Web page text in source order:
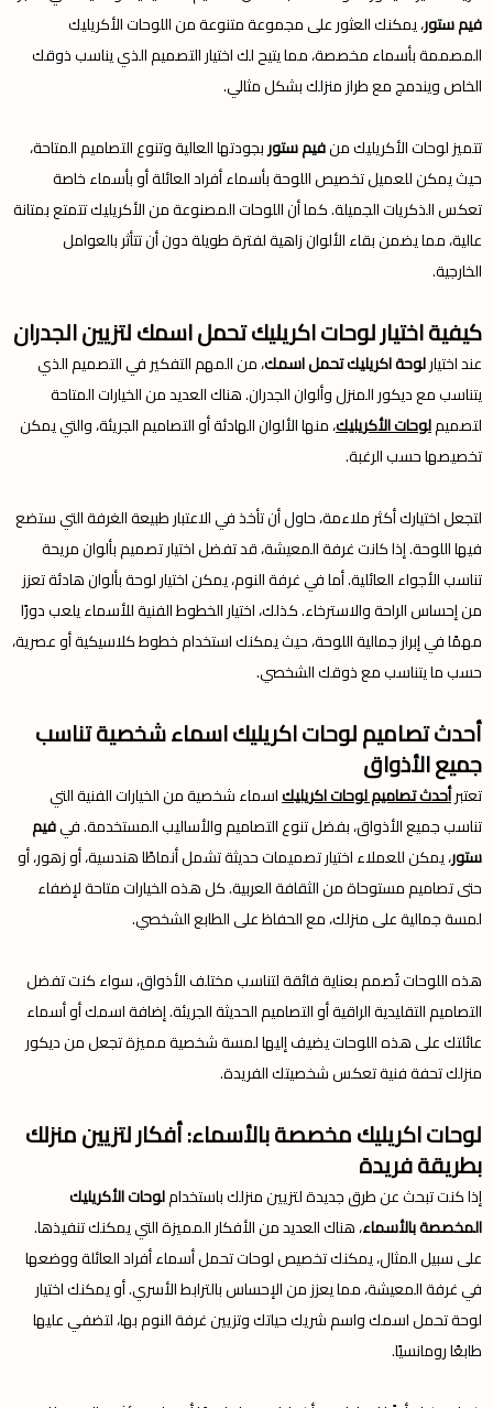
فيم ستور، يمكنك العثور على مجموعة متنوعة من اللوحات الأكريليك
المصممة بأسماء مخصصة، مما يتيح لك اختيار التصميم الذي يناسب ذوقك
الخاص ويندمج مع طراز منزلك بشكل مثالي.
تتميز لوحات الأكريليك منفيم ستوربجودتها العالية وتنوع التصاميم المتاحة،
حيث يمكن للعميل تخصيص اللوحة بأسماء أفراد العائلة أو بأسماء خاصة
تعكس الذكريات الجميلة. كما أن اللوحات المصنوعة من الأكريليك تتمتع بمتانة
عالية، مما يضمن بقاء الألوان زاهية لفترة طويلة دون أن تتأثر بالعوامل
الخارجية.
كيفية اختيار لوحات اكريليك تحمل اسمك لتزيين الجدران
عند اختيارلوحة اكريليك تحمل اسمك، من المهم التفكير في التصميم الذي
يتناسب مع ديكور المنزل وألوان الجدران. هناك العديد من الخيارات المتاحة
لتصميملوحات الأكريليك، منها الألوان الهادئة أو التصاميم الجريئة، والتي يمكن
تخصيصها حسب الرغبة.
لتجعل اختيارك أكثر ملاءمة، حاول أن تأخذ في الاعتبار طبيعة الغرفة التي ستضع
فيها اللوحة. إذا كانت غرفة المعيشة، قد تفضل اختيار تصميم بألوان مريحة
تناسب الأجواء العائلية. أما في غرفة النوم، يمكن اختيار لوحة بألوان هادئة تعزز
من إحساس الراحة والاسترخاء. كذلك، اختيار الخطوط الفنية للأسماء يلعب دورًا
مهمًا في إبراز جمالية اللوحة، حيث يمكنك استخدام خطوط كلاسيكية أو عصرية،
حسب ما يتناسب مع ذوقك الشخصي.
أحدث تصاميم لوحات اكريليك اسماء شخصية تناسب
جميع الأذواق
تعتبرأحدث تصاميم لوحات اكريليكاسماء شخصية من الخيارات الفنية التي
تناسب جميع الأذواق، بفضل تنوع التصاميم والأساليب المستخدمة. فيفيم
ستور، يمكن للعملاء اختيار تصميمات حديثة تشمل أنماطًا هندسية، أو زهور، أو
حتى تصاميم مستوحاة من الثقافة العربية. كل هذه الخيارات متاحة لإضفاء
لمسة جمالية على منزلك، مع الحفاظ على الطابع الشخصي.
هذه اللوحات تُصمم بعناية فائقة لتناسب مختلف الأذواق، سواء كنت تفضل
التصاميم التقليدية الراقية أو التصاميم الحديثة الجريئة. إضافة اسمك أو أسماء
عائلتك على هذه اللوحات يضيف إليها لمسة شخصية مميزة تجعل من ديكور
منزلك تحفة فنية تعكس شخصيتك الفريدة.
لوحات اكريليك مخصصة بالأسماء: أفكار لتزيين منزلك
بطريقة فريدة
إذا كنت تبحث عن طرق جديدة لتزيين منزلك باستخداملوحات الأكريليك
المخصصة بالأسماء، هناك العديد من الأفكار المميزة التي يمكنك تنفيذها.
على سبيل المثال، يمكنك تخصيص لوحات تحمل أسماء أفراد العائلة ووضعها
في غرفة المعيشة، مما يعزز من الإحساس بالترابط الأسري. أو يمكنك اختيار
لوحة تحمل اسمك واسم شريك حياتك وتزيين غرفة النوم بها، لتضفي عليها
طابعًا رومانسيًا.